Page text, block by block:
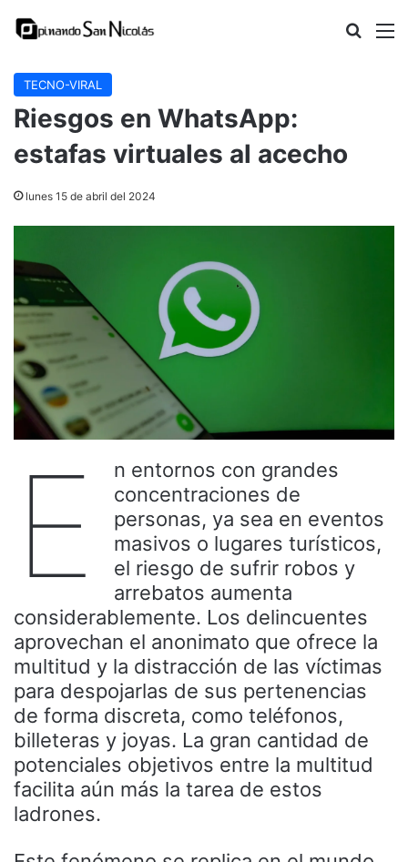
Buscar
TECNO-VIRAL
Riesgos en WhatsApp:
estafas virtuales al acecho
lunes 15 de abril del 2024
E
n entornos con grandes
concentraciones de
personas, ya sea en eventos
masivos o lugares turísticos,
el riesgo de sufrir robos y
arrebatos aumenta
considerablemente. Los delincuentes
aprovechan el anonimato que ofrece la
multitud y la distracción de las víctimas
para despojarlas de sus pertenencias
de forma discreta, como teléfonos,
billeteras y joyas. La gran cantidad de
potenciales objetivos entre la multitud
facilita aún más la tarea de estos
ladrones.